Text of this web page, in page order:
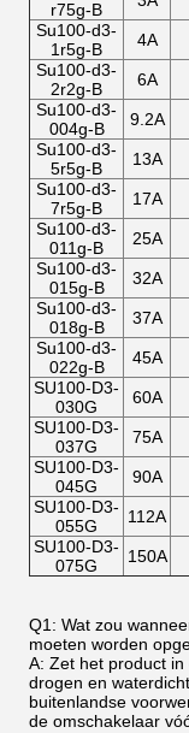
r75g-B
Su100-d3-
1r5g-B
4A
Su100-d3-
2r2g-B
6A
Su100-d3-
004g-B
9.2A
Su100-d3-
5r5g-B
13A
Su100-d3-
7r5g-B
17A
Su100-d3-
011g-B
25A
Su100-d3-
015g-B
32A
Su100-d3-
018g-B
37A
Su100-d3-
022g-B
45A
SU100-D3-
030G
60A
SU100-D3-
037G
75A
SU100-D3-
045G
90A
SU100-D3-
055G
112A
SU100-D3-
075G
150A
Q1: Wat zou
moeten worden
A: Zet het product
drogen en
buitenlandse
de omschakelaar